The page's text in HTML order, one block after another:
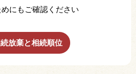
にもご確認ください
放棄と相続順位